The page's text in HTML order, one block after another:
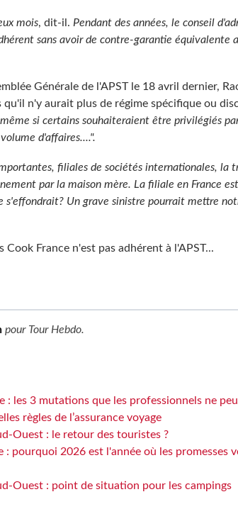
mois, dit-il. Pendant des années, le conseil
sans avoir de contre-garantie équivalente
Générale de l'APST le 18 avril dernier,
qu'il n'y aurait plus de régime spécifique ou
si certains souhaiteraient être privilégiés
d'affaires....".
filiales de sociétés internationales, la
par la maison mère. La filiale en France
s'effondrait? Un grave sinistre pourrait mettre
France n'est pas adhérent à l'APST...
pour Tour Hebdo.
: les 3 mutations que les professionnels ne
règles de l’assurance voyage
Ouest : le retour des touristes ?
: pourquoi 2026 est l'année où les promesses
Ouest : point de situation pour les campings